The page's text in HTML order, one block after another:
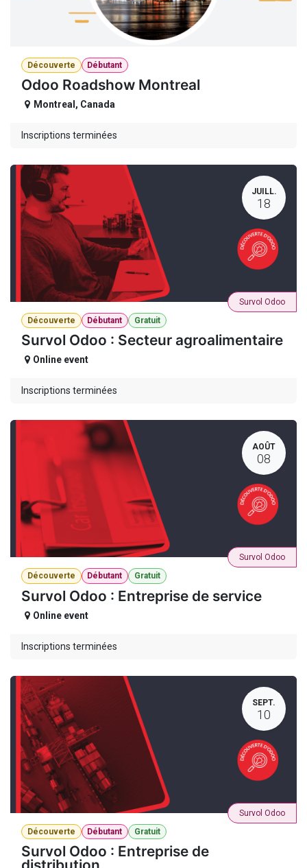
Découverte Débutant
Odoo Roadshow Montreal
Montreal , Canada
Inscriptions terminées
JUILL.
18
Découverte Débutant Gratuit
Survol Odoo : Secteur agroalimentaire
Survol Odoo
Online event
Inscriptions terminées
AOÛT
08
Découverte Débutant Gratuit
Survol Odoo : Entreprise de service
Survol Odoo
Online event
Inscriptions terminées
SEPT.
10
Découverte Débutant Gratuit
Survol Odoo : Entreprise de
Survol Odoo